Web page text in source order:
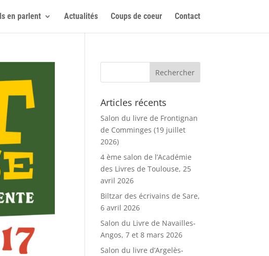
en parlent Actualités Coups de coeur Contact
Articles récents
Salon du livre de Frontignan
de Comminges (19 juillet
2026)
4 ème salon de l’Académie
des Livres de Toulouse, 25
avril 2026
Biltzar des écrivains de Sare,
6 avril 2026
Salon du Livre de Navailles-
Angos, 7 et 8 mars 2026
Salon du livre d’Argelès-